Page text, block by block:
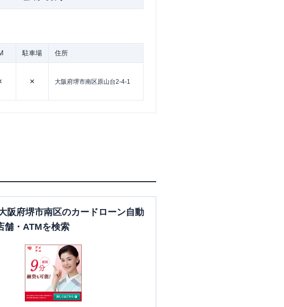
駐車場 住所
✕ 大阪府堺市南区原山台2-4-1
阪府堺市南区のカードローン自動
舗・ATMを検索